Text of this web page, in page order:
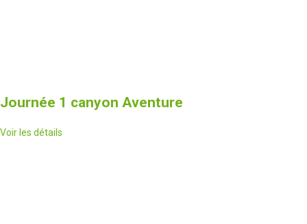
Journée 1 canyon Aventure
Voir les détails